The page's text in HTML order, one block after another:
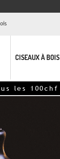
CISEAUX À BOIS
sur